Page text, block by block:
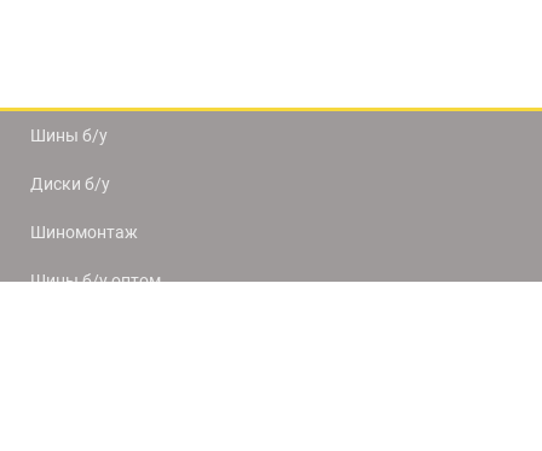
Шины б/у
Диски б/у
Шиномонтаж
Шины б/у оптом